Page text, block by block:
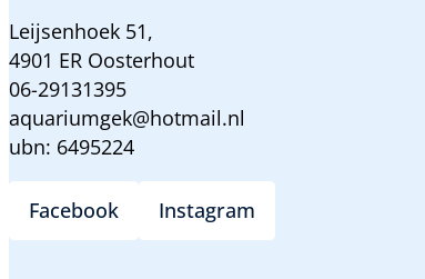
Leijsenhoek 51,
4901 ER Oosterhout
06-29131395
aquariumgek@hotmail.nl
ubn: 6495224
Facebook Instagram